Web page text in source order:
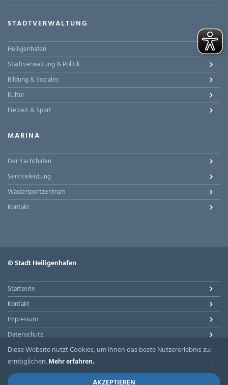
STADTVERWALTUNG
Heiligenhafen
Stadtverwaltung & Politik
Bildung & Soziales
Kultur
Freizeit & Sport
MARINA
Der Yachthafen
Serviceleistung
Wassersportzentrum
Kontakt
© Stadt Heiligenhafen
Startseite
Kontakt
Impressum
Datenschutz
Suche
Sitemap
Barrierefreiheit
Diese Website nutzt Cookies, um Ihnen das beste Nutzererlebnis zu
ermöglichen.Mehr erfahren.